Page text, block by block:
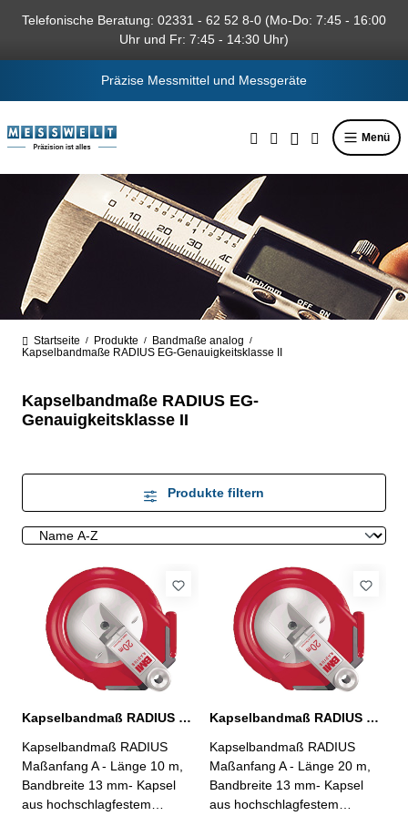
springen
Telefonische Beratung: 02331 - 62 52 8-0 (Mo-Do: 7:45 - 16:00
Uhr und Fr: 7:45 - 14:30 Uhr)
Präzise Messmittel und Messgeräte
Menü
Startseite / Produkte / Bandmaße analog /
Kapselbandmaße RADIUS EG-Genauigkeitsklasse II
Kapselbandmaße RADIUS EG-
Genauigkeitsklasse II
Produkte filtern
Kapselbandmaß RADIUS Länge 10 m
Kapselbandmaß RADIUS
Maßanfang A - Länge 10 m,
Bandbreite 13 mm- Kapsel
aus hochschlagfestem
Kapselbandmaß RADIUS Länge 20 m
Kapselbandmaß RADIUS
Maßanfang A - Länge 20 m,
Bandbreite 13 mm- Kapsel
aus hochschlagfestem